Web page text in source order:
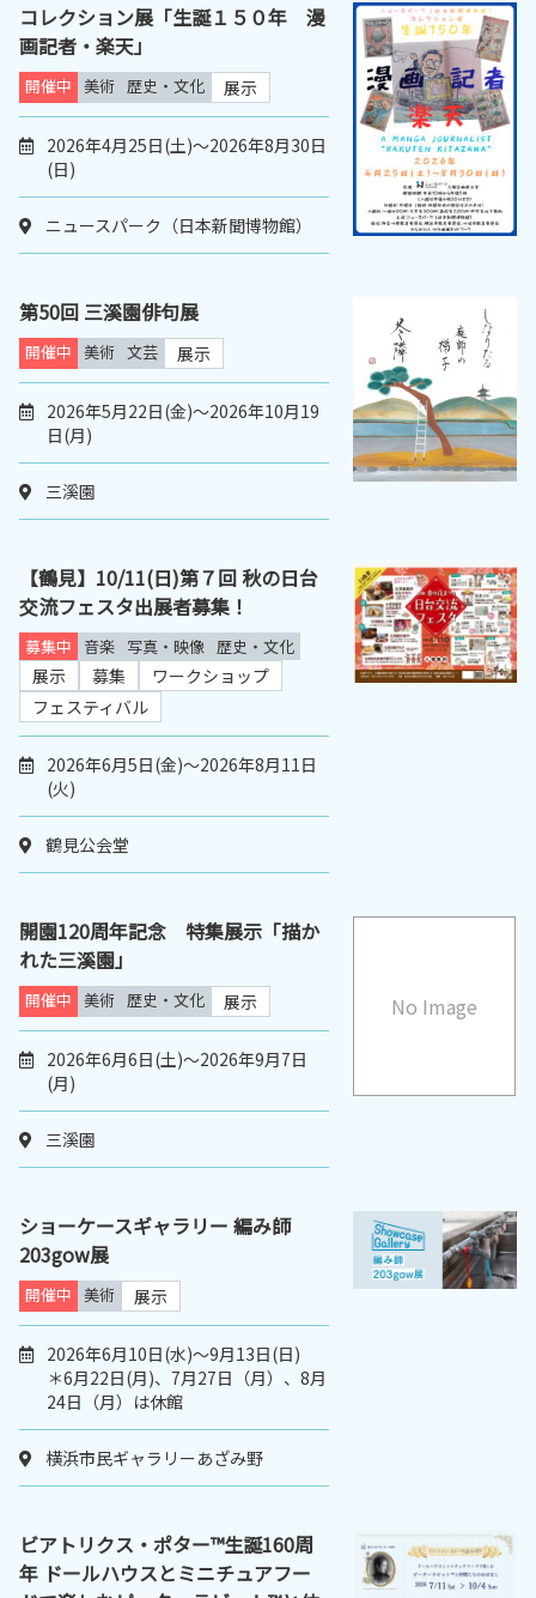
コレクション展「生誕１５０年 漫
画記者・楽天」
開催中 美術 歴史・文化 展示
2026年4月25日(土)～2026年8月30日
(日)
ニュースパーク（日本新聞博物館）
第50回 三溪園俳句展
開催中 美術 文芸 展示
2026年5月22日(金)～2026年10月19
日(月)
三溪園
【鶴見】10/11(日)第７回 秋の日台
交流フェスタ出展者募集！
募集中 音楽 写真・映像 歴史・文化
展示 募集
ワークショップ
フェスティバル
2026年6月5日(金)～2026年8月11日
(火)
鶴見公会堂
No Image
開園120周年記念 特集展示「描か
れた三溪園」
開催中 美術 歴史・文化 展示
2026年6月6日(土)～2026年9月7日
(月)
三溪園
ショーケースギャラリー 編み師
203gow展
開催中 美術 展示
2026年6月10日(水)～9月13日(日)
＊6月22日(月)、7月27日（月）、8月
24日（月）は休館
横浜市民ギャラリーあざみ野
ビアトリクス・ポター™生誕160周
年 ドールハウスとミニチュアフー